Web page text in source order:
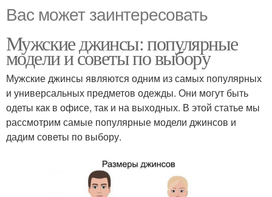
Вас может заинтересовать
Мужские джинсы: популярные
модели и советы по выбору
Мужские джинсы являются одним из самых популярных
и универсальных предметов одежды. Они могут быть
одеты как в офисе, так и на выходных. В этой статье мы
рассмотрим самые популярные модели джинсов и
дадим советы по выбору.